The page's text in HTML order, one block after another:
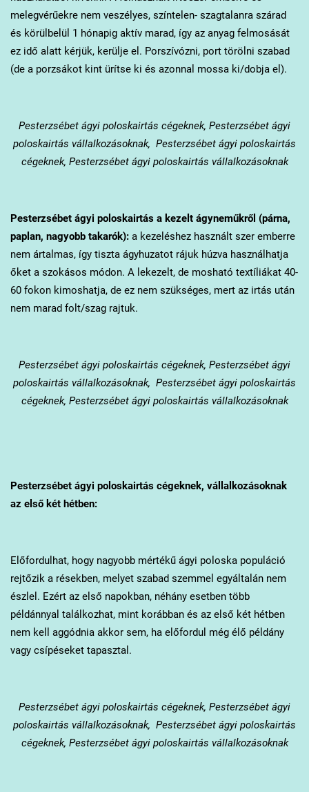
melegvérűekre nem veszélyes, színtelen- szagtalanra szárad
és körülbelül 1 hónapig aktív marad, így az anyag felmosását
ez idő alatt kérjük, kerülje el. Porszívózni, port törölni szabad
(de a porzsákot kint ürítse ki és azonnal mossa ki/dobja el).
Pesterzsébet ágyi poloskairtás cégeknek, Pesterzsébet ágyi
poloskairtás vállalkozásoknak, Pesterzsébet ágyi poloskairtás
cégeknek, Pesterzsébet ágyi poloskairtás vállalkozásoknak
Pesterzsébetágyi poloskairtás a kezelt ágyneműkről (párna,
paplan, nagyobb takarók):a kezeléshez használt szer emberre
nem ártalmas, így tiszta ágyhuzatot rájuk húzva használhatja
őket a szokásos módon. A lekezelt, de mosható textíliákat 40-
60 fokon kimoshatja, de ez nem szükséges, mert az irtás után
nem marad folt/szag rajtuk.
Pesterzsébet ágyi poloskairtás cégeknek, Pesterzsébet ágyi
poloskairtás vállalkozásoknak, Pesterzsébet ágyi poloskairtás
cégeknek, Pesterzsébet ágyi poloskairtás vállalkozásoknak
Pesterzsébetágyi poloskairtás cégeknek, vállalkozásoknak
az első két hétben:
Előfordulhat, hogy nagyobb mértékű ágyi poloska populáció
rejtőzik a résekben, melyet szabad szemmel egyáltalán nem
észlel. Ezért az első napokban, néhány esetben több
példánnyal találkozhat, mint korábban és az első két hétben
nem kell aggódnia akkor sem, ha előfordul még élő példány
vagy csípéseket tapasztal.
Pesterzsébet ágyi poloskairtás cégeknek, Pesterzsébet ágyi
poloskairtás vállalkozásoknak, Pesterzsébet ágyi poloskairtás
cégeknek, Pesterzsébet ágyi poloskairtás vállalkozásoknak